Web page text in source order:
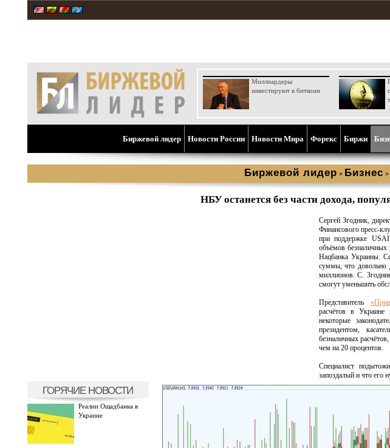
Миллиардеры
инвестируют в биткоин
Биржевой лидер Новости России Новости Мира Форекс Биржи
Биржевой лидер » Бизнес »
ГОРЯЧИЕ НОВОСТИ
Реалии Ощадбанка в
Украине
НБУ останется без части дохода,
Сергей Згодник,
Финансового пресс-
при поддержке
объёмов безналичных
Нацбанка Украины.
суммы, что довольно
миллионов. С.
смогут уменьшить
Представитель
расчётов в Украине
некоторые
президентом,
безналичных
чем на 20 процентов.
Специалист
запоздалый и что его